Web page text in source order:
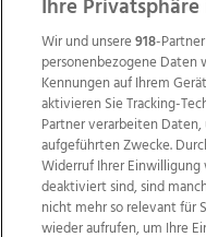
Ihre
Wir und unsere918-
personenbezogene Daten
Kennungen auf Ihrem
aktivieren Sie Tracking-
Partner verarbeiten
aufgeführten Zwecke.
Widerruf Ihrer
deaktiviert sind, sind
nicht mehr so relevant für
wieder aufrufen, um Ihre